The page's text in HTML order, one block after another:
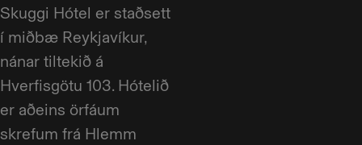
Skuggi Hótel er staðsett
í miðbæ Reykjavíkur,
nánar tiltekið á
Hverfisgötu 103. Hótelið
er aðeins örfáum
skrefum frá Hlemm